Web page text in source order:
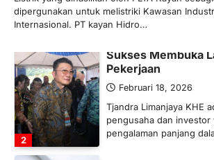
dipergunakan untuk melistriki Kawasan
Internasional. PT kayan Hidro…
2
BERITA TERBARU
Sukses Membuka
Pekerjaan
Februari 18, 2026
Tjandra Limanjaya KHE
pengusaha dan investor
pengalaman panjang